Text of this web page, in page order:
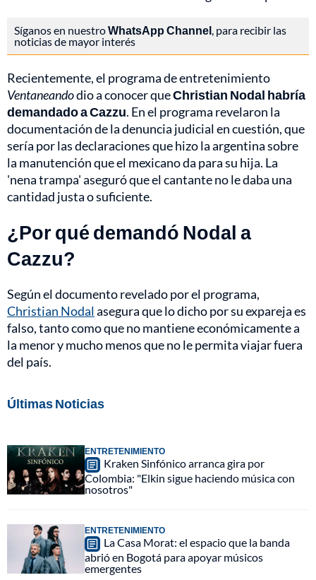
Síganos en nuestroWhatsApp Channel, para recibir las
noticias de mayor interés
Recientemente, el programa de entretenimiento
Ventaneandodio a conocer queChristian Nodal habría
demandado a Cazzu. En el programa revelaron la
documentación de la denuncia judicial en cuestión, que
sería por las declaraciones que hizo la argentina sobre
la manutención que el mexicano da para su hija. La
'nena trampa' aseguró que el cantante no le daba una
cantidad justa o suficiente.
¿Por qué demandó Nodal a
Cazzu?
Según el documento revelado por el programa,
Christian Nodalasegura que lo dicho por su expareja es
falso, tanto como que no mantiene económicamente a
la menor y mucho menos que no le permita viajar fuera
del país.
Últimas Noticias
ENTRETENIMIENTO
Kraken Sinfónico arranca gira por
Colombia: "Elkin sigue haciendo música con
nosotros"
ENTRETENIMIENTO
La Casa Morat: el espacio que la banda
abrió en Bogotá para apoyar músicos
emergentes